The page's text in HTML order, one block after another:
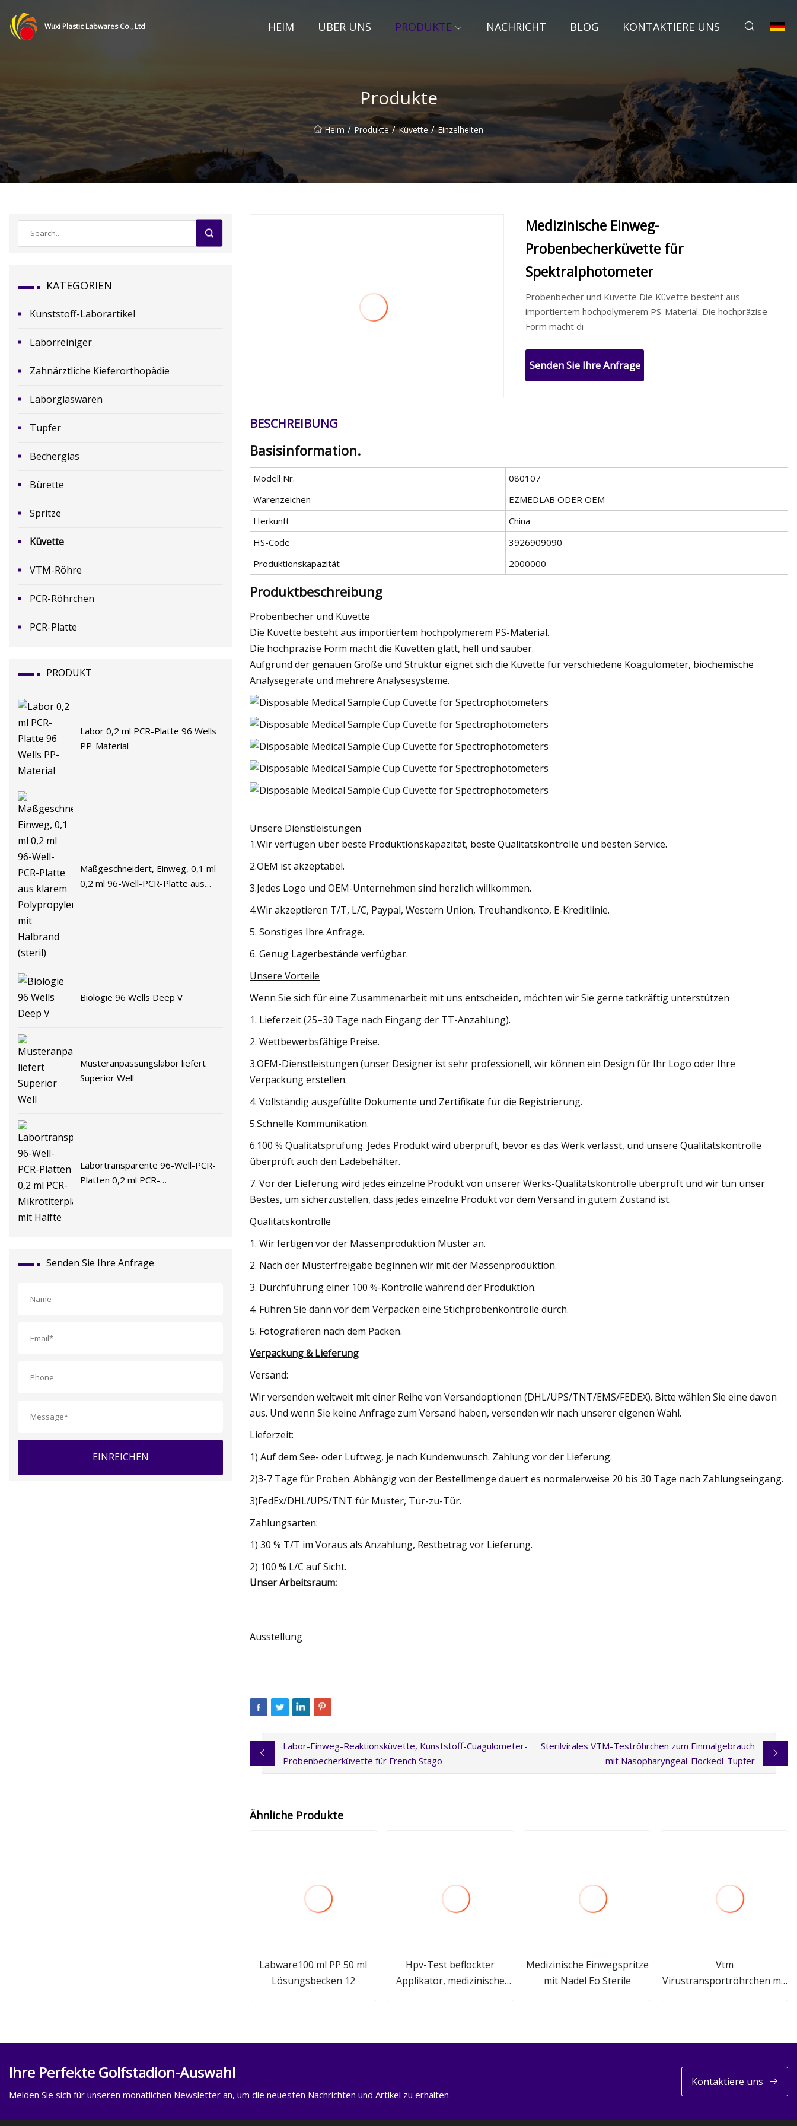
Wuxi Plastic Labwares Co., Ltd HEIM ÜBER UNS PRODUKTE NACHRICHT BLOG KONTAKTIERE UNS
Produkte
Heim / Produkte / Küvette / Einzelheiten
KATEGORIEN
Kunststoff-Laborartikel
Laborreiniger
Zahnärztliche Kieferorthopädie
Laborglaswaren
Tupfer
Becherglas
Bürette
Spritze
Küvette
VTM-Röhre
PCR-Röhrchen
PCR-Platte
PRODUKT
Labor 0,2 ml PCR-Platte 96 Wells
PP-Material
Maßgeschneidert, Einweg, 0,1 ml
0,2 ml 96-Well-PCR-Platte aus
Biologie 96 Wells Deep V
Musteranpassungslabor liefert
Superior Well
Labortransparente 96-Well-PCR-
Platten 0,2 ml PCR-
Senden Sie Ihre Anfrage
EINREICHEN
Medizinische Einweg-
Probenbecherküvette für
Spektralphotometer
Probenbecher und Küvette Die Küvette besteht aus
importiertem hochpolymerem PS-Material. Die hochpräzise
Form macht di
Senden Sie Ihre Anfrage
BESCHREIBUNG
Basisinformation.
Modell Nr.
080107
Warenzeichen
EZMEDLAB ODER OEM
Herkunft
China
HS-Code
3926909090
Produktionskapazität
2000000
Produktbeschreibung
Probenbecher und Küvette
Die Küvette besteht aus importiertem hochpolymerem PS-Material.
Die hochpräzise Form macht die Küvetten glatt, hell und sauber.
Aufgrund der genauen Größe und Struktur eignet sich die Küvette für verschiedene Koagulometer, biochemische
Analysegeräte und mehrere Analysesysteme.
Unsere Dienstleistungen
1.Wir verfügen über beste Produktionskapazität, beste Qualitätskontrolle und besten Service.
2.OEM ist akzeptabel.
3.Jedes Logo und OEM-Unternehmen sind herzlich willkommen.
4.Wir akzeptieren T/T, L/C, Paypal, Western Union, Treuhandkonto, E-Kreditlinie.
5. Sonstiges Ihre Anfrage.
6. Genug Lagerbestände verfügbar.
Unsere Vorteile
Wenn Sie sich für eine Zusammenarbeit mit uns entscheiden, möchten wir Sie gerne tatkräftig unterstützen
1. Lieferzeit (25–30 Tage nach Eingang der TT-Anzahlung).
2. Wettbewerbsfähige Preise.
3.OEM-Dienstleistungen (unser Designer ist sehr professionell, wir können ein Design für Ihr Logo oder Ihre
Verpackung erstellen.
4. Vollständig ausgefüllte Dokumente und Zertifikate für die Registrierung.
5.Schnelle Kommunikation.
6.100 % Qualitätsprüfung. Jedes Produkt wird überprüft, bevor es das Werk verlässt, und unsere Qualitätskontrolle
überprüft auch den Ladebehälter.
7. Vor der Lieferung wird jedes einzelne Produkt von unserer Werks-Qualitätskontrolle überprüft und wir tun unser
Bestes, um sicherzustellen, dass jedes einzelne Produkt vor dem Versand in gutem Zustand ist.
Qualitätskontrolle
1. Wir fertigen vor der Massenproduktion Muster an.
2. Nach der Musterfreigabe beginnen wir mit der Massenproduktion.
3. Durchführung einer 100 %-Kontrolle während der Produktion.
4. Führen Sie dann vor dem Verpacken eine Stichprobenkontrolle durch.
5. Fotografieren nach dem Packen.
Verpackung & Lieferung
Versand:
Wir versenden weltweit mit einer Reihe von Versandoptionen (DHL/UPS/TNT/EMS/FEDEX). Bitte wählen Sie eine davon
aus. Und wenn Sie keine Anfrage zum Versand haben, versenden wir nach unserer eigenen Wahl.
Lieferzeit:
1) Auf dem See- oder Luftweg, je nach Kundenwunsch. Zahlung vor der Lieferung.
2)3-7 Tage für Proben. Abhängig von der Bestellmenge dauert es normalerweise 20 bis 30 Tage nach Zahlungseingang.
3)FedEx/DHL/UPS/TNT für Muster, Tür-zu-Tür.
Zahlungsarten:
1) 30 % T/T im Voraus als Anzahlung, Restbetrag vor Lieferung.
2) 100 % L/C auf Sicht.
Unser Arbeitsraum:
Ausstellung
Labor-Einweg-Reaktionsküvette, Kunststoff-Cuagulometer-
Probenbecherküvette für French Stago
Sterilvirales VTM-Teströhrchen zum Einmalgebrauch
mit Nasopharyngeal-Flockedl-Tupfer
Ähnliche Produkte
Labware100 ml PP 50 ml
Lösungsbecken 12
Hpv-Test beflockter
Applikator, medizinische
Nylon-beflockter
Medizinische Einwegspritze
mit Nadel Eo Sterile
Vtm
Virustransportröhrchen mit
Ihre Perfekte Golfstadion-Auswahl
Melden Sie sich für unseren monatlichen Newsletter an, um die neuesten Nachrichten und Artikel zu erhalten
Kontaktiere uns